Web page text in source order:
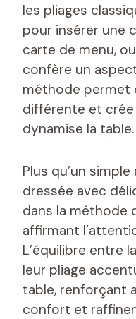
les pliages
pour insérer une
carte de menu,
confère un
méthode permet
différente et
dynamise la table.
Plus qu’un
dressée avec
dans la méthode
affirmant
L’équilibre entre
leur pliage
table, renforçant
confort et